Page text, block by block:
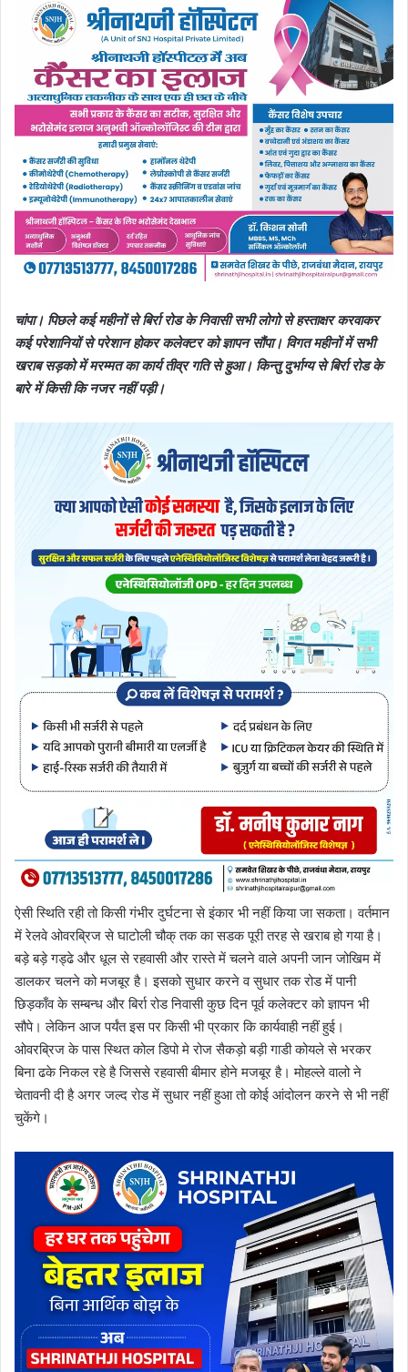
चांपा। पिछले कई महीनों से बिर्रा रोड के निवासी सभी लोगो से हस्ताक्षर करवाकर
कई परेशानियों से परेशान होकर कलेक्टर को ज्ञापन सौंपा। विगत महीनों में सभी
खराब सड़को में मरम्मत का कार्य तीव्र गति से हुआ। किन्तु दुर्भाग्य से बिर्रा रोड के
बारे में किसी कि नजर नहीं पड़ी।
ऐसी स्थिति रही तो किसी गंभीर दुर्घटना से इंकार भी नहीं किया जा सकता। वर्तमान
में रेलवे ओवरब्रिज से घाटोली चौक् तक का सडक पूरी तरह से खराब हो गया है।
बड़े बड़े गड्ढे और धूल से रहवासी और रास्ते में चलने वाले अपनी जान जोखिम में
डालकर चलने को मजबूर है। इसको सुधार करने व सुधार तक रोड में पानी
छिड़काँव के सम्बन्ध और बिर्रा रोड निवासी कुछ दिन पूर्व कलेक्टर को ज्ञापन भी
सौपे। लेकिन आज पर्यंत इस पर किसी भी प्रकार कि कार्यवाही नहीं हुई।
ओवरब्रिज के पास स्थित कोल डिपो मे रोज सैकड़ो बड़ी गाडी कोयले से भरकर
बिना ढके निकल रहे है जिससे रहवासी बीमार होने मजबूर है। मोहल्ले वालो ने
चेतावनी दी है अगर जल्द रोड में सुधार नहीं हुआ तो कोई आंदोलन करने से भी नहीं
चुकेंगे।